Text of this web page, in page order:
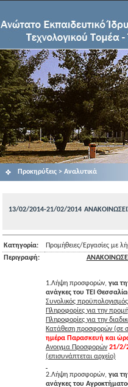
Προκηρύξεις > Αναλυτικά
13/02/2014-21/02/2014
Κατηγορία:
Προμήθειες/Εργασίες με
Περιγραφή:
1.Λήψη προσφορών, για
ανάγκες του ΤΕΙ
Συνολικός
Πληροφορίες για την
Πληροφορίες για την
Κατάθεση προσφορών (σε
ημέρα Παρασκευή και
Ανοιγμα Προσφορών 21/2/
(επισυνάπτεται αρχείο)
2.Λήψη προσφορών, για
ανάγκες του